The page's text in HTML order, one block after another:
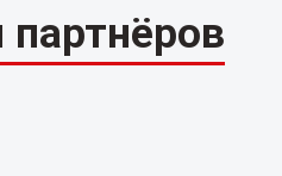
партнёров